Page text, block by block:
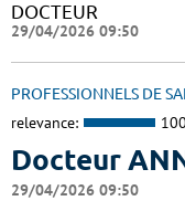
DOCTEUR
29/04/2026 09:50
PROFESSIONNELS DE
relevance:
Docteur
29/04/2026 09:50